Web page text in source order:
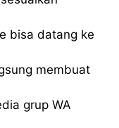
bisa datang ke
membuat
grup WA